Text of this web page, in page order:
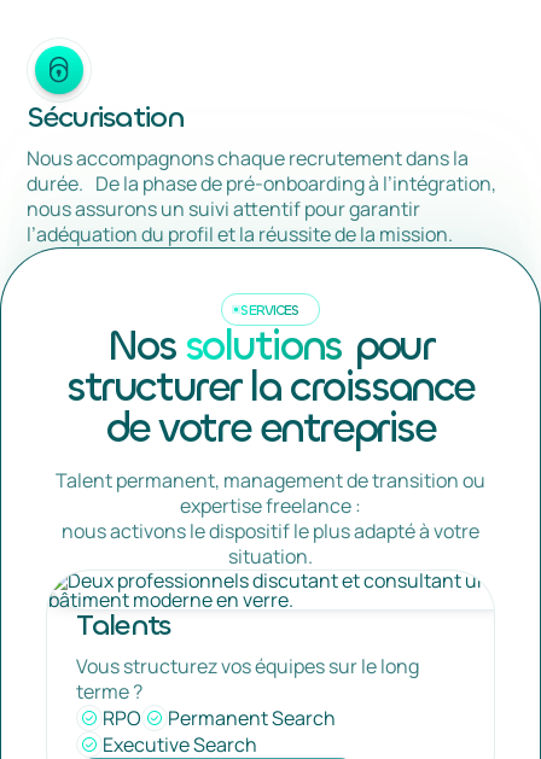
Sécurisation
Nous accompagnons chaque recrutement dans la
durée. De la phase de pré-onboarding à l’intégration,
nous assurons un suivi attentif pour garantir
l’adéquation du profil et la réussite de la mission.
SERVICES
Nossolutions pour
structurer la croissance
de votre entreprise
Talent permanent, management de transition ou
expertise freelance :
nous activons le dispositif le plus adapté à votre
situation.
Talents
Vous structurez vos équipes sur le long
terme ?
RPO
Permanent Search
Executive Search